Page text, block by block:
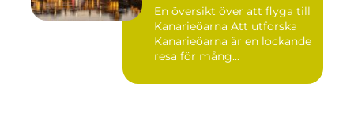
En översikt över att flyga till
Kanarieöarna Att utforska
Kanarieöarna är en lockande
resa för mång...